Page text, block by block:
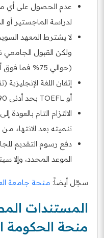
عدم الحصول على أي
لدراسة الماجستير أو
ولكن القبول
(حوالي 75% فما فوق أو 3.0/4.0).
أو TOEFL بحد أدنى 90) وفق شروط الجامعة.
الالتزام التام
تنميته بعد الانتهاء من
الموعد المحدد، وإلا
سجّل أيضاً: منحة جامعة
المستندات
منحة الحكومة